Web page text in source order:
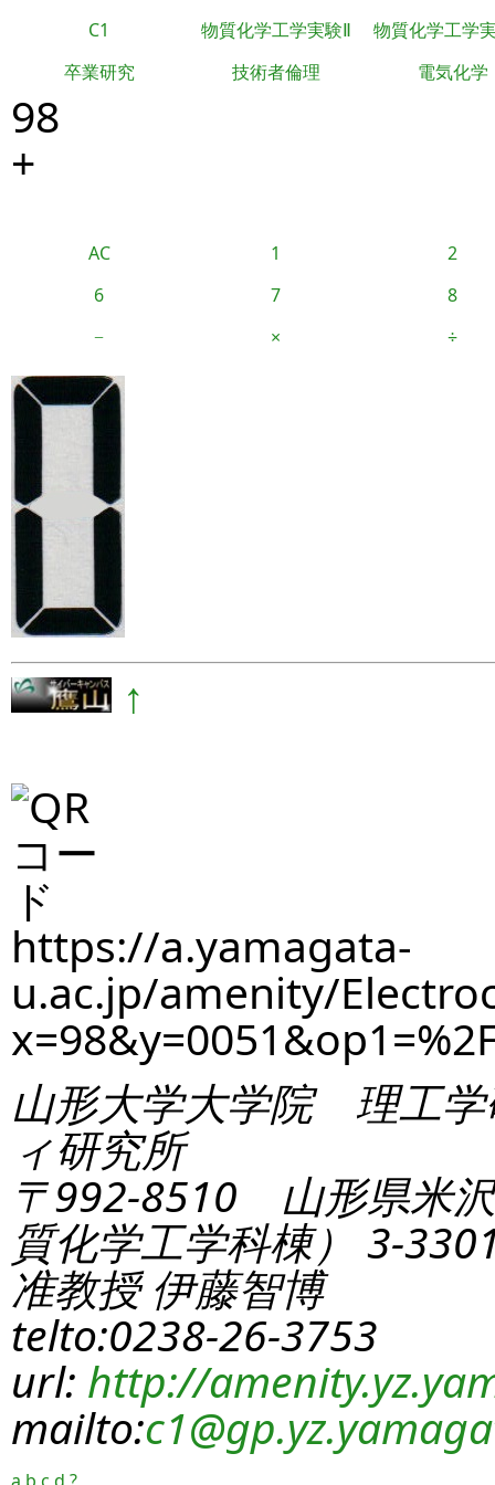
C1 物質化学工学実験Ⅱ
物質化学工学
卒業研究
技術者倫理 電気化学
98
+
AC 1
2
6
7
8
−
× ÷
↑
https://a.yamagata-
u.ac.jp/amenity/
山形大学大学院 理工学
ィ研究所
〒992-8510 山形県米
質化学工学科棟） 3-
准教授 伊藤智博
telto:0238-26-3753
url: http://
mailto:c1